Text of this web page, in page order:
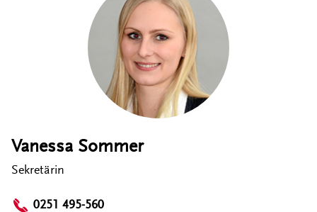
Vanessa Sommer
Sekretärin
0251 495-560